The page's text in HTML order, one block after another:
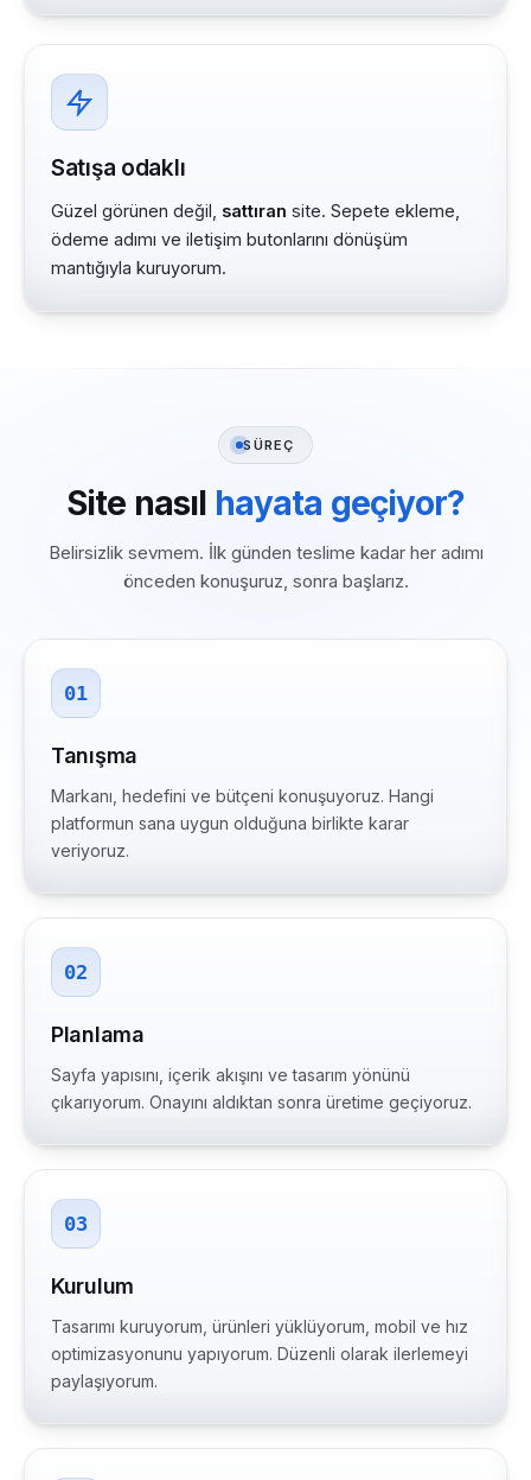
Satışa odaklı
Güzel görünen değil, sattıran site. Sepete ekleme,
ödeme adımı ve iletişim butonlarını dönüşüm
mantığıyla kuruyorum.
SÜREÇ
Site nasıl hayata geçiyor?
Belirsizlik sevmem. İlk günden teslime kadar her adımı
önceden konuşuruz, sonra başlarız.
01
Tanışma
Markanı, hedefini ve bütçeni konuşuyoruz. Hangi
platformun sana uygun olduğuna birlikte karar
veriyoruz.
02
Planlama
Sayfa yapısını, içerik akışını ve tasarım yönünü
çıkarıyorum. Onayını aldıktan sonra üretime geçiyoruz.
03
Kurulum
Tasarımı kuruyorum, ürünleri yüklüyorum, mobil ve hız
optimizasyonunu yapıyorum. Düzenli olarak ilerlemeyi
paylaşıyorum.